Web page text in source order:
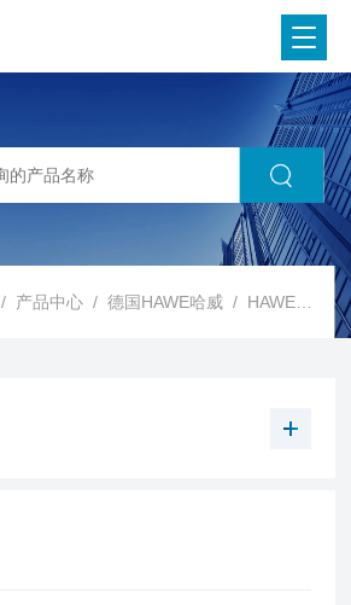
/ 产品中心 /德国HAWE哈威 / HAWE柱塞泵